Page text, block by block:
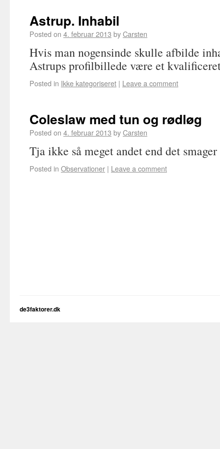
Astrup. Inhabil
Posted on 4. februar 2013 byCarsten
Hvis man nogensinde skulle afbilde
Astrups profilbillede være et
Posted in Ikke kategoriseret | Leave a comment
Coleslaw med tun og rødløg
Posted on 4. februar 2013 byCarsten
Tja ikke så meget andet end det
Posted in Observationer | Leave a comment
de3faktorer.dk